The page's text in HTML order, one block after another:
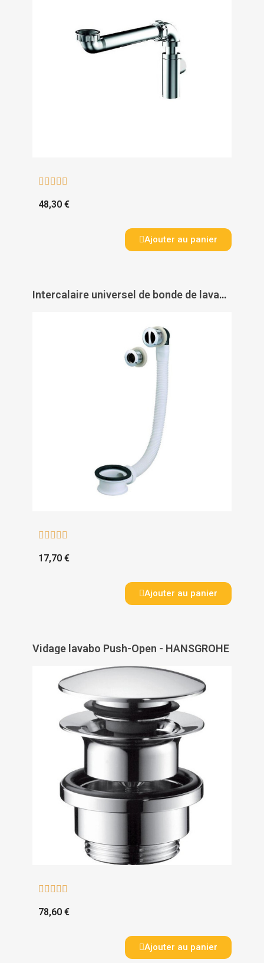
    
48,30 €
Ajouter au panier
Intercalaire universel de bonde de lavabo avec trop-plein - VALENTIN
    
17,70 €
Ajouter au panier
Vidage lavabo Push-Open - HANSGROHE
    
78,60 €
Ajouter au panier